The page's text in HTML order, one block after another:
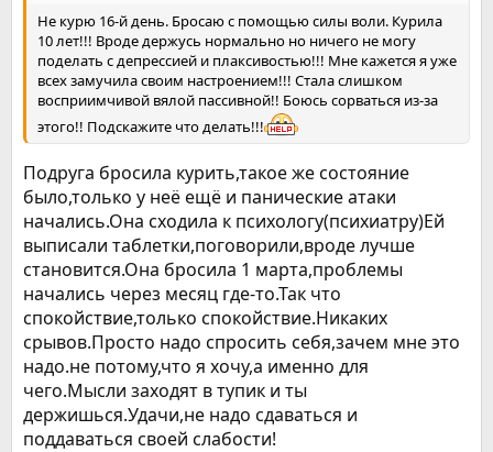
Не курю 16-й день. Бросаю с помощью силы воли. Курила
10 лет!!! Вроде держусь нормально но ничего не могу
поделать с депрессией и плаксивостью!!! Мне кажется я уже
всех замучила своим настроением!!! Стала слишком
восприимчивой вялой пассивной!! Боюсь сорваться из-за
этого!! Подскажите что делать!!!
Подруга бросила курить,такое же состояние
было,только у неё ещё и панические атаки
начались.Она сходила к психологу(психиатру)Ей
выписали таблетки,поговорили,вроде лучше
становится.Она бросила 1 марта,проблемы
начались через месяц где-то.Так что
спокойствие,только спокойствие.Никаких
срывов.Просто надо спросить себя,зачем мне это
надо.не потому,что я хочу,а именно для
чего.Мысли заходят в тупик и ты
держишься.Удачи,не надо сдаваться и
поддаваться своей слабости!